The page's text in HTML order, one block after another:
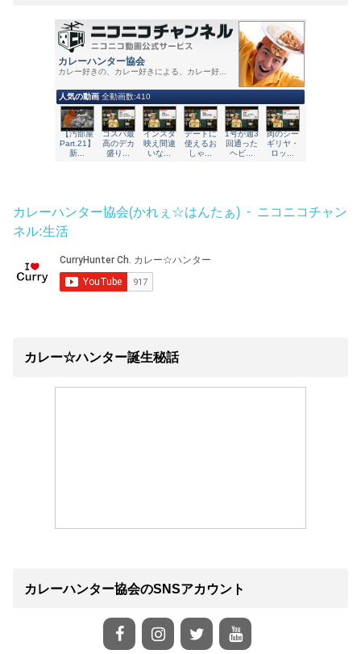
カレーハンター協会(かれぇ☆はんたぁ) - ニコニコチャン
ネル:生活
カレー☆ハンター誕生秘話
カレーハンター協会のSNSアカウント